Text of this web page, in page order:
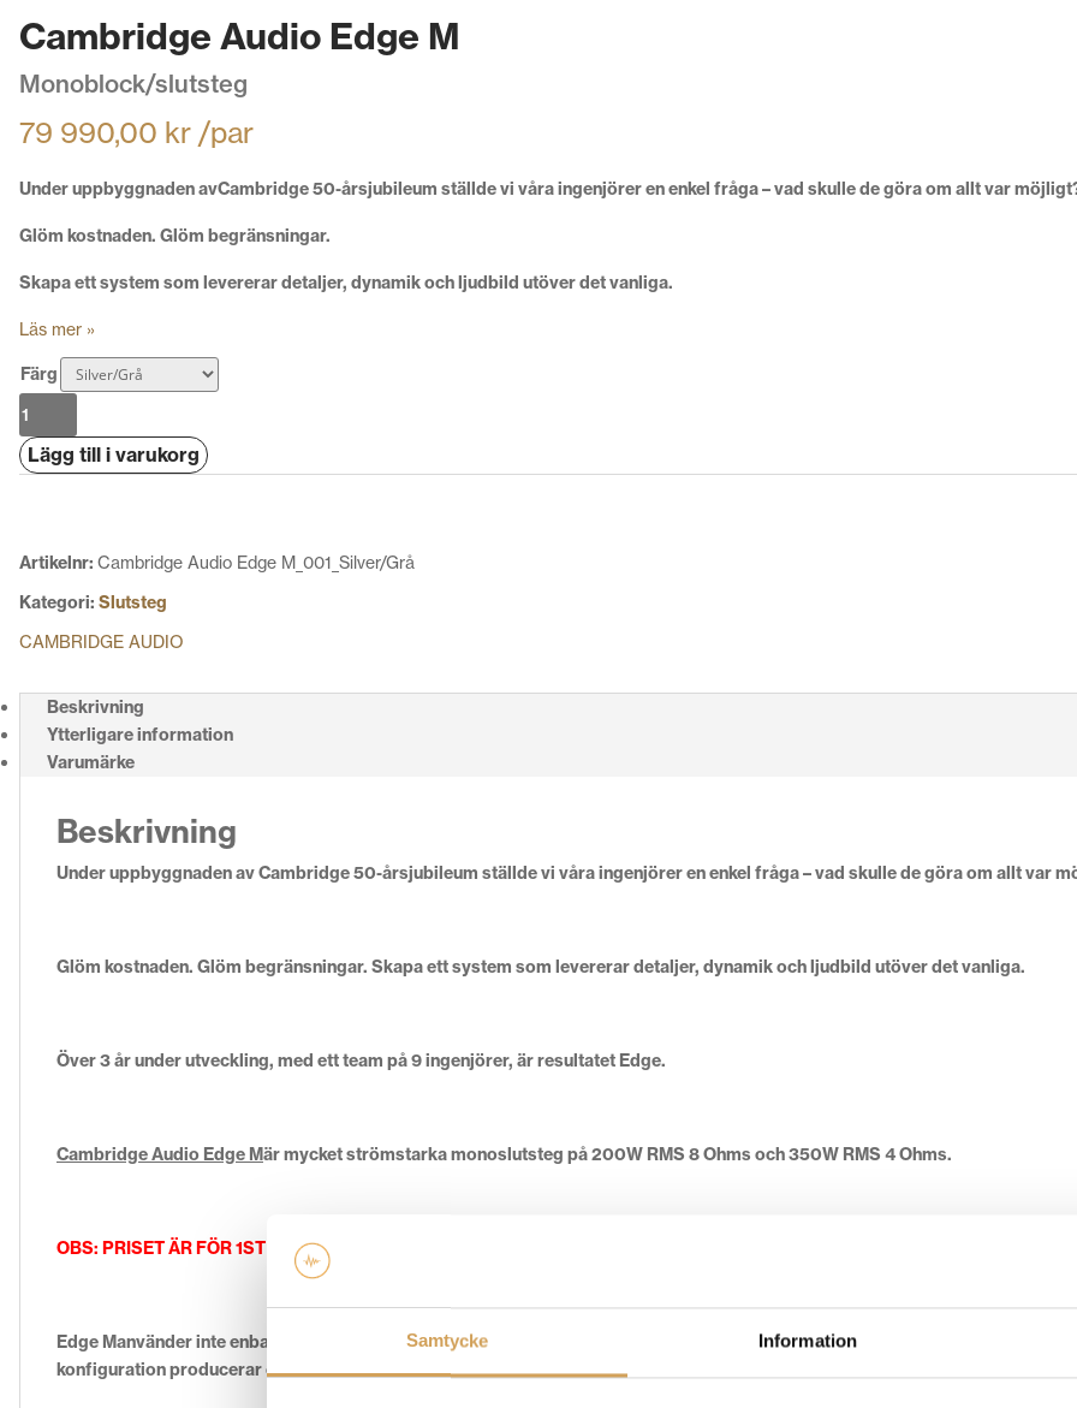
Samtycke Information
Cambridge Audio Edge M
Monoblock/slutsteg
79 990,00 kr /par
Under uppbyggnaden avCambridge 50-årsjubileum ställde vi våra ingenjörer en enkel fråga – vad skulle de göra om allt var
Glöm kostnaden. Glöm begränsningar.
Skapa ett system som levererar detaljer, dynamik och ljudbild utöver det vanliga.
Läs mer »
Färg
Cambridge
Audio
Edge
Lägg till i varukorg
Artikelnr: Cambridge Audio Edge M_001_Silver/Grå
Kategori: Slutsteg
CAMBRIDGE AUDIO
Beskrivning
Ytterligare information
Varumärke
Beskrivning
Under uppbyggnaden av Cambridge 50-årsjubileum ställde vi våra ingenjörer en enkel fråga – vad skulle de göra om allt var
Glöm kostnaden. Glöm begränsningar. Skapa ett system som levererar detaljer, dynamik och ljudbild utöver det vanliga.
Över 3 år under utveckling, med ett team på 9 ingenjörer, är resultatet Edge.
Cambridge Audio Edge Mär mycket strömstarka monoslutsteg på 200W RMS 8 Ohms och 350W RMS 4 Ohms.
OBS: PRISET ÄR FÖR 1ST MONOBLOCK
Edge Manvänder inte enbart klass A-förstärkning, istället lade vi till en “bias voltage” i en traditionell klass AB-design, vilket
konfiguration producerar också mindre värme och gör hela systemet mycket mer effektivt.